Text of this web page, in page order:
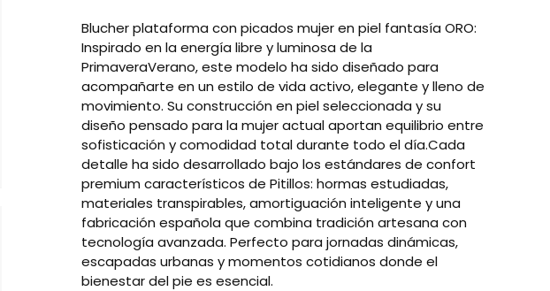
Blucher plataforma con picados mujer en piel fantasía ORO:
Inspirado en la energía libre y luminosa de la
PrimaveraVerano, este modelo ha sido diseñado para
acompañarte en un estilo de vida activo, elegante y lleno de
movimiento. Su construcción en piel seleccionada y su
diseño pensado para la mujer actual aportan equilibrio entre
sofisticación y comodidad total durante todo el día.Cada
detalle ha sido desarrollado bajo los estándares de confort
premium característicos de Pitillos: hormas estudiadas,
materiales transpirables, amortiguación inteligente y una
fabricación española que combina tradición artesana con
tecnología avanzada. Perfecto para jornadas dinámicas,
escapadas urbanas y momentos cotidianos donde el
bienestar del pie es esencial.